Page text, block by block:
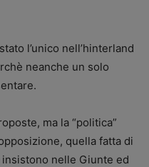
l’unico nell’hinterland
neanche un solo
ma la “politica”
quella fatta di
nelle Giunte ed